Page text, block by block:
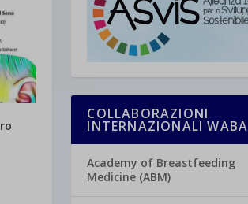
COLLABORAZIONI
INTERNAZIONALI WABA
Academy of Breastfeeding
Medicine (ABM)